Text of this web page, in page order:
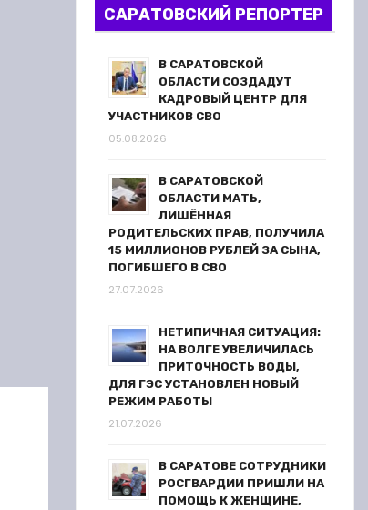
САРАТОВСКИЙ РЕПОРТЕР
В САРАТОВСКОЙ
ОБЛАСТИ СОЗДАДУТ
КАДРОВЫЙ ЦЕНТР ДЛЯ
УЧАСТНИКОВ СВО
05.08.2026
В САРАТОВСКОЙ
ОБЛАСТИ МАТЬ,
ЛИШЁННАЯ
РОДИТЕЛЬСКИХ ПРАВ, ПОЛУЧИЛА
15 МИЛЛИОНОВ РУБЛЕЙ ЗА СЫНА,
ПОГИБШЕГО В СВО
27.07.2026
НЕТИПИЧНАЯ СИТУАЦИЯ:
НА ВОЛГЕ УВЕЛИЧИЛАСЬ
ПРИТОЧНОСТЬ ВОДЫ,
ДЛЯ ГЭС УСТАНОВЛЕН НОВЫЙ
РЕЖИМ РАБОТЫ
21.07.2026
В САРАТОВЕ СОТРУДНИКИ
РОСГВАРДИИ ПРИШЛИ НА
ПОМОЩЬ К ЖЕНЩИНЕ,